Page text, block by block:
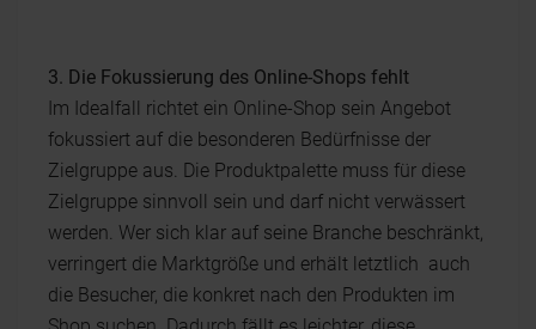
3. Die Fokussierung des Online-Shops fehlt
Im Idealfall richtet ein Online-Shop sein Angebot
fokussiert auf die besonderen Bedürfnisse der
Zielgruppe aus. Die Produktpalette muss für diese
Zielgruppe sinnvoll sein und darf nicht verwässert
werden. Wer sich klar auf seine Branche beschränkt,
verringert die Marktgröße und erhält letztlich auch
die Besucher, die konkret nach den Produkten im